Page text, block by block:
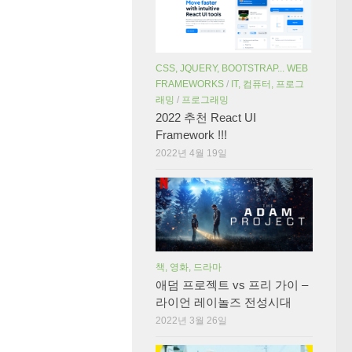
CSS, JQUERY, BOOTSTRAP... WEB
FRAMEWORKS / IT, 컴퓨터, 프로그
래밍 / 프로그래밍
2022 추천 React UI
Framework !!!
2022년 4월 19일
책, 영화, 드라마
애덤 프로젝트 vs 프리 가이 –
라이언 레이놀즈 전성시대
2022년 3월 26일